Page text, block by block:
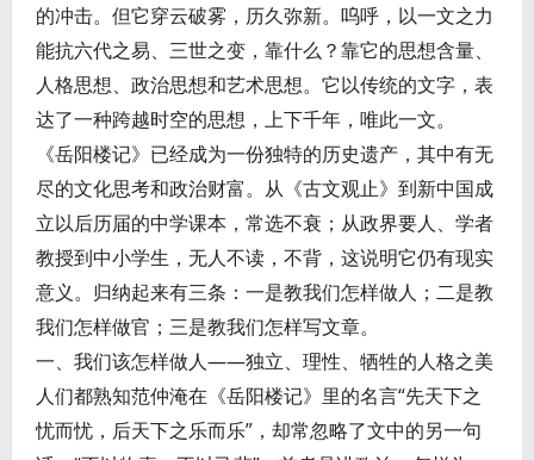
的冲击。但它穿云破雾，历久弥新。呜呼，以一文之力
能抗六代之易、三世之变，靠什么？靠它的思想含量、
人格思想、政治思想和艺术思想。它以传统的文字，表
达了一种跨越时空的思想，上下千年，唯此一文。
《岳阳楼记》已经成为一份独特的历史遗产，其中有无
尽的文化思考和政治财富。从《古文观止》到新中国成
立以后历届的中学课本，常选不衰；从政界要人、学者
教授到中小学生，无人不读，不背，这说明它仍有现实
意义。归纳起来有三条：一是教我们怎样做人；二是教
我们怎样做官；三是教我们怎样写文章。
一、我们该怎样做人——独立、理性、牺牲的人格之美
人们都熟知范仲淹在《岳阳楼记》里的名言“先天下之
忧而忧，后天下之乐而乐”，却常忽略了文中的另一句